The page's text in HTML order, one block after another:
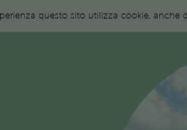
questo sito utilizza cookie,